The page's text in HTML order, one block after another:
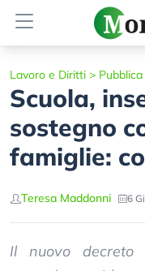
Lavoro e Diritti >
Scuola,
sostegno
famiglie:
Teresa Maddonni 6
Il nuovo decreto